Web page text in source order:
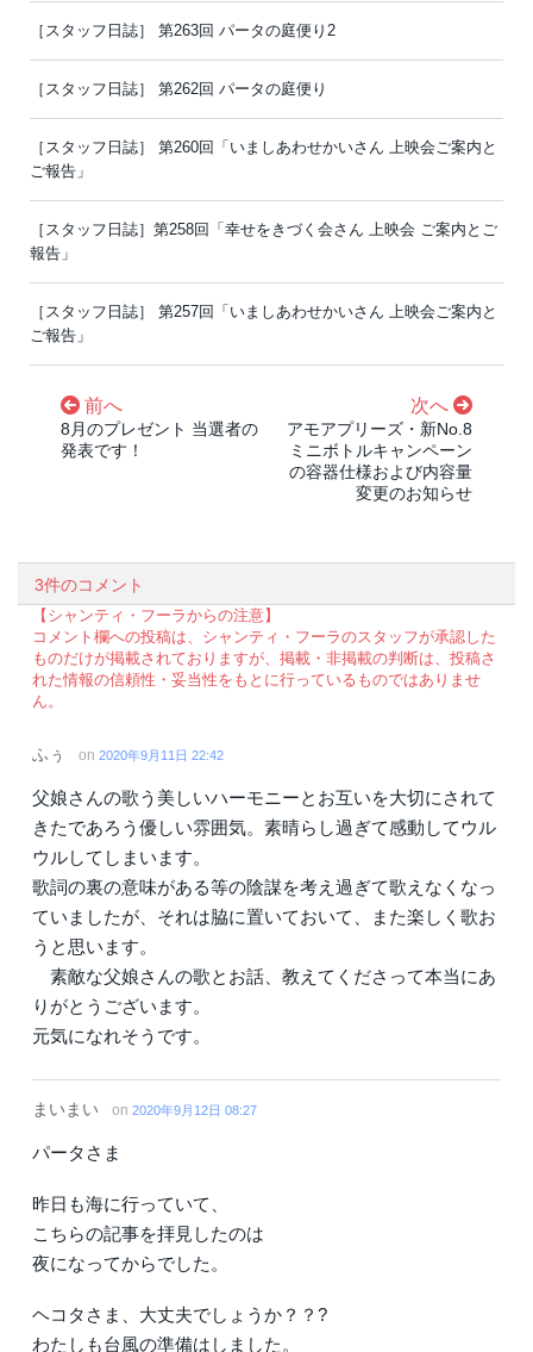
［スタッフ日誌］ 第263回 パータの庭便り2
［スタッフ日誌］ 第262回 パータの庭便り
［スタッフ日誌］ 第260回「いましあわせかいさん 上映会ご案内と
ご報告」
［スタッフ日誌］第258回「幸せをきづく会さん 上映会 ご案内とご
報告」
［スタッフ日誌］ 第257回「いましあわせかいさん 上映会ご案内と
ご報告」
前へ
8月のプレゼント 当選者の
発表です！
次へ
アモアプリーズ・新No.8
ミニボトルキャンペーン
の容器仕様および内容量
変更のお知らせ
3件のコメント
【シャンティ・フーラからの注意】
コメント欄への投稿は、シャンティ・フーラのスタッフが承認した
ものだけが掲載されておりますが、掲載・非掲載の判断は、投稿さ
れた情報の信頼性・妥当性をもとに行っているものではありませ
ん。
ふぅ on 2020年9月11日 22:42
父娘さんの歌う美しいハーモニーとお互いを大切にされて
きたであろう優しい雰囲気。素晴らし過ぎて感動してウル
ウルしてしまいます。
歌詞の裏の意味がある等の陰謀を考え過ぎて歌えなくなっ
ていましたが、それは脇に置いておいて、また楽しく歌お
うと思います。
素敵な父娘さんの歌とお話、教えてくださって本当にあ
りがとうございます。
元気になれそうです。
まいまい on 2020年9月12日 08:27
パータさま
昨日も海に行っていて、
こちらの記事を拝見したのは
夜になってからでした。
ヘコタさま、大丈夫でしょうか？？?
わたしも台風の準備はしました。